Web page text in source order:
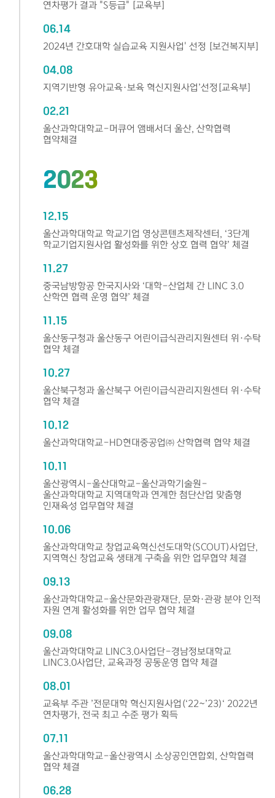
연차평가 결과 "S등급" [교육부]
06.14
2024년 간호대학 실습교육 지원사업' 선정 [보건복지부]
04.08
지역기반형 유아교육·보육 혁신지원사업’선정[교육부]
02.21
울산과학대학교-머큐어 앰배서더 울산, 산학협력
협약체결
2023
12.15
울산과학대학교 학교기업 영상콘텐츠제작센터, ‘3단계
학교기업지원사업 활성화를 위한 상호 협력 협약’ 체결
11.27
중국남방항공 한국지사와 ‘대학-산업체 간 LINC 3.0
산학연 협력 운영 협약’ 체결
11.15
울산동구청과 울산동구 어린이급식관리지원센터 위·수탁
협약 체결
10.27
울산북구청과 울산북구 어린이급식관리지원센터 위·수탁
협약 체결
10.12
울산과학대학교-HD현대중공업㈜ 산학협력 협약 체결
10.11
울산광역시-울산대학교-울산과학기술원-
울산과학대학교 지역대학과 연계한 첨단산업 맞춤형
인재육성 업무협약 체결
10.06
울산과학대학교 창업교육혁신선도대학(SCOUT)사업단,
지역혁신 창업교육 생태계 구축을 위한 업무협약 체결
09.13
울산과학대학교-울산문화관광재단, 문화·관광 분야 인적
자원 연계 활성화를 위한 업무 협약 체결
09.08
울산과학대학교 LINC3.0사업단-경남정보대학교
LINC3.0사업단, 교육과정 공동운영 협약 체결
08.01
교육부 주관 ’전문대학 혁신지원사업(‘22~’23)‘ 2022년
연차평가, 전국 최고 수준 평가 획득
07.11
울산과학대학교-울산광역시 소상공인연합회, 산학협력
협약 체결
06.28